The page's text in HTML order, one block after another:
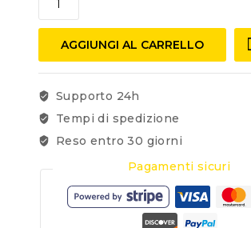
AGGIUNGI AL CARRELLO
Supporto 24h
Tempi di spedizione
Reso entro 30 giorni
Pagamenti sicuri